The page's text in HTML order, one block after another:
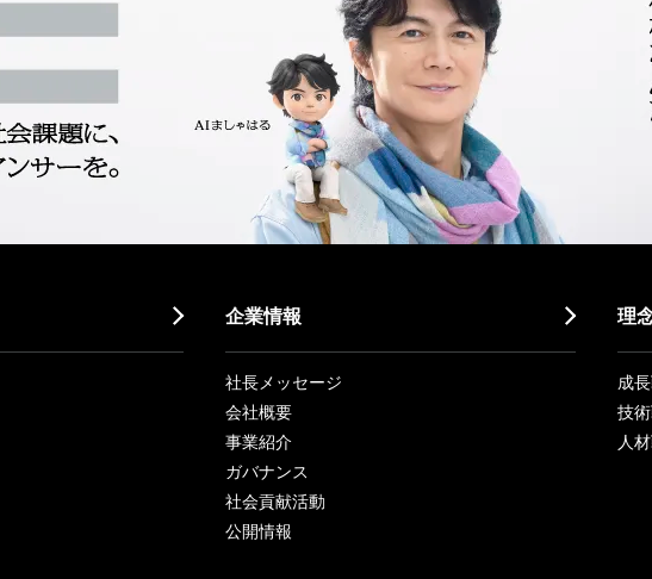
企業情報
社長メッセージ
会社概要
事業紹介
ガバナンス
社会貢献活動
公開情報
理
成
技
人